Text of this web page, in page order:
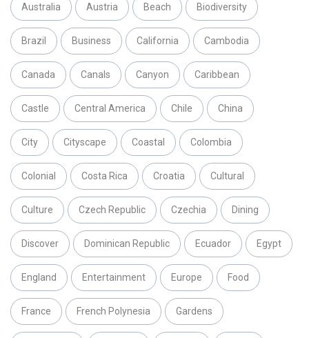
Australia Austria Beach Biodiversity
Brazil Business California Cambodia
Canada Canals Canyon Caribbean
Castle Central America Chile China
City Cityscape Coastal Colombia
Colonial Costa Rica Croatia Cultural
Culture Czech Republic Czechia Dining
Discover Dominican Republic Ecuador Egypt
England Entertainment Europe Food
France French Polynesia Gardens